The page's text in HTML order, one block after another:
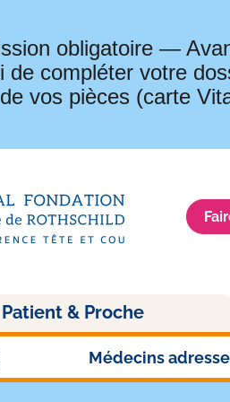
obligatoire —
de compléter votre
vos pièces (carte
Patient & Proche
Médecins